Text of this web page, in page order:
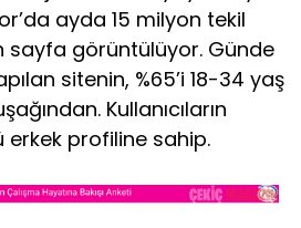
ayda 15 milyon tekil
sayfa görüntülüyor. Günde
sitenin, %65’i 18-34 yaş
Kullanıcıların
erkek profiline sahip.